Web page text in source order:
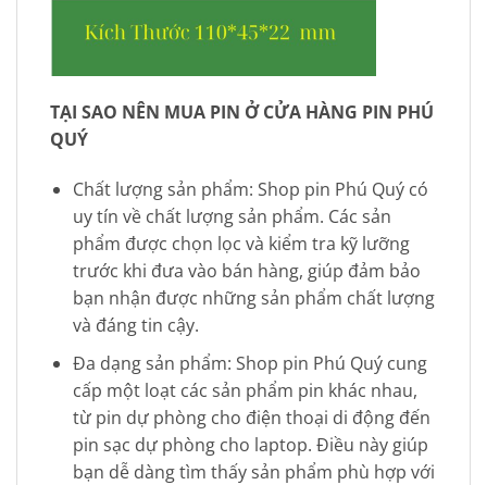
TẠI SAO NÊN MUA PIN Ở CỬA HÀNG PIN PHÚ
QUÝ
Chất lượng sản phẩm: Shop pin Phú Quý có
uy tín về chất lượng sản phẩm. Các sản
phẩm được chọn lọc và kiểm tra kỹ lưỡng
trước khi đưa vào bán hàng, giúp đảm bảo
bạn nhận được những sản phẩm chất lượng
và đáng tin cậy.
Đa dạng sản phẩm: Shop pin Phú Quý cung
cấp một loạt các sản phẩm pin khác nhau,
từ pin dự phòng cho điện thoại di động đến
pin sạc dự phòng cho laptop. Điều này giúp
bạn dễ dàng tìm thấy sản phẩm phù hợp với